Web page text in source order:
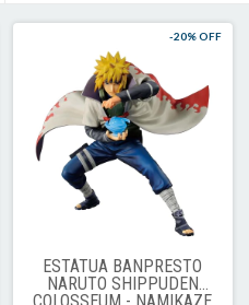
ESTÁTUA BANPRESTO
NARUTO SHIPPUDEN
-20% OFF